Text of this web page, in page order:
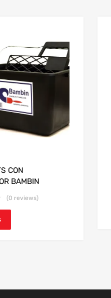
CON
BAMBIN
(0 reviews)